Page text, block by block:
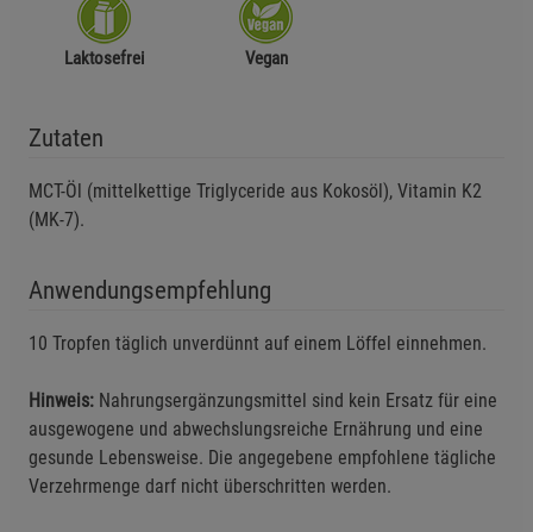
Laktosefrei Vegan
Zutaten
MCT-Öl (mittelkettige Triglyceride aus Kokosöl), Vitamin K2
(MK-7).
Anwendungsempfehlung
10 Tropfen täglich unverdünnt auf einem Löffel einnehmen.
Hinweis: Nahrungsergänzungsmittel sind kein Ersatz für eine
ausgewogene und abwechslungsreiche Ernährung und eine
gesunde Lebensweise. Die angegebene empfohlene tägliche
Verzehrmenge darf nicht überschritten werden.